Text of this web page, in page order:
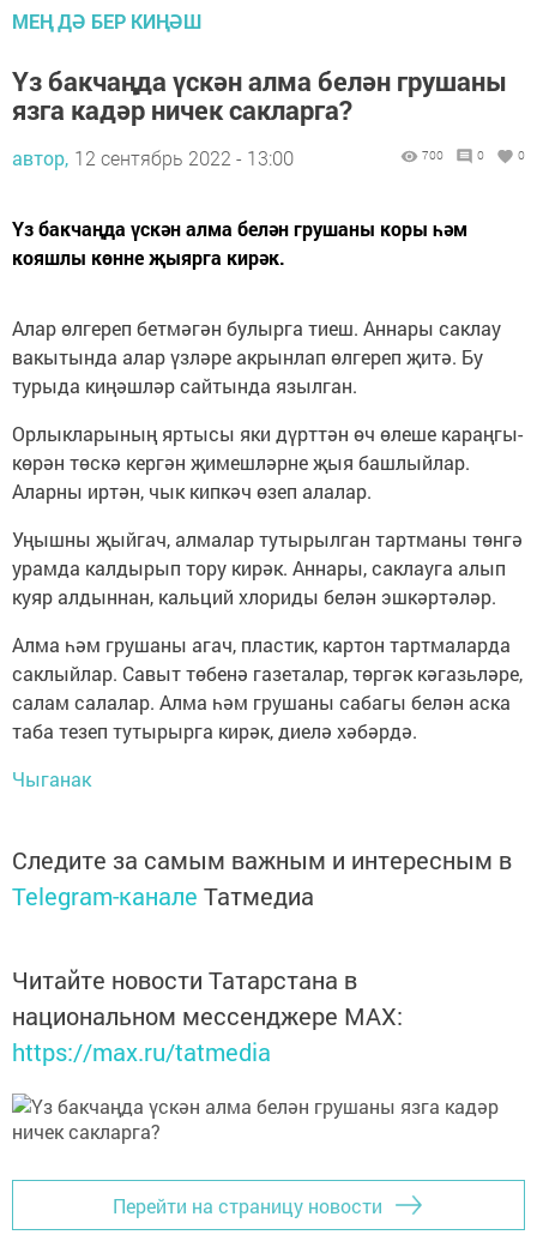
МЕҢ ДӘ БЕР КИҢӘШ
Үз бакчаңда үскән алма белән грушаны
язга кадәр ничек сакларга?
автор, 12 сентябрь 2022 - 13:00 700 0 0
Үз бакчаңда үскән алма белән грушаны коры һәм
кояшлы көнне җыярга кирәк.
Алар өлгереп бетмәгән булырга тиеш. Аннары саклау
вакытында алар үзләре акрынлап өлгереп җитә. Бу
турыда киңәшләр сайтында язылган.
Орлыкларының яртысы яки дүрттән өч өлеше караңгы-
көрән төскә кергән җимешләрне җыя башлыйлар.
Аларны иртән, чык кипкәч өзеп алалар.
Уңышны җыйгач, алмалар тутырылган тартманы төнгә
урамда калдырып тору кирәк. Аннары, саклауга алып
куяр алдыннан, кальций хлориды белән эшкәртәләр.
Алма һәм грушаны агач, пластик, картон тартмаларда
саклыйлар. Савыт төбенә газеталар, төргәк кәгазьләре,
салам салалар. Алма һәм грушаны сабагы белән аска
таба тезеп тутырырга кирәк, диелә хәбәрдә.
Чыганак
Следите за самым важным и интересным в
Telegram-канале Татмедиа
Читайте новости Татарстана в
национальном мессенджере MАХ:
https://max.ru/tatmedia
Перейти на страницу новости